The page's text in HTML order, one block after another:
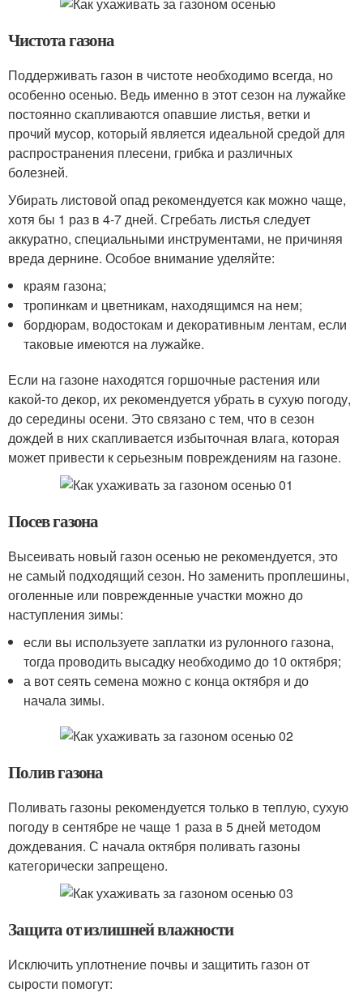
Чистота газона
Поддерживать газон в чистоте необходимо всегда, но
особенно осенью. Ведь именно в этот сезон на лужайке
постоянно скапливаются опавшие листья, ветки и
прочий мусор, который является идеальной средой для
распространения плесени, грибка и различных
болезней.
Убирать листовой опад рекомендуется как можно чаще,
хотя бы 1 раз в 4-7 дней. Сгребать листья следует
аккуратно, специальными инструментами, не причиняя
вреда дернине. Особое внимание уделяйте:
краям газона;
тропинкам и цветникам, находящимся на нем;
бордюрам, водостокам и декоративным лентам, если
таковые имеются на лужайке.
Если на газоне находятся горшочные растения или
какой-то декор, их рекомендуется убрать в сухую погоду,
до середины осени. Это связано с тем, что в сезон
дождей в них скапливается избыточная влага, которая
может привести к серьезным повреждениям на газоне.
Посев газона
Высеивать новый газон осенью не рекомендуется, это
не самый подходящий сезон. Но заменить проплешины,
оголенные или поврежденные участки можно до
наступления зимы:
если вы используете заплатки из рулонного газона,
тогда проводить высадку необходимо до 10 октября;
а вот сеять семена можно с конца октября и до
начала зимы.
Полив газона
Поливать газоны рекомендуется только в теплую, сухую
погоду в сентябре не чаще 1 раза в 5 дней методом
дождевания. С начала октября поливать газоны
категорически запрещено.
Защита от излишней влажности
Исключить уплотнение почвы и защитить газон от
сырости помогут: